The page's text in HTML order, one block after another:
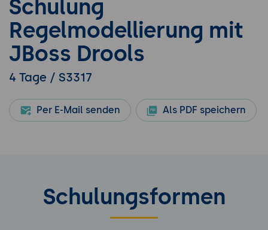
Schulung
Regelmodellierung mit
JBoss Drools
4 Tage / S3317
Per E-Mail senden Als PDF speichern
Schulungsformen